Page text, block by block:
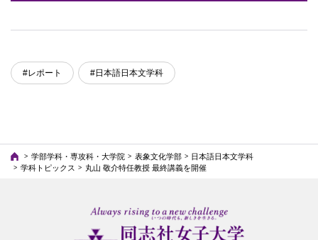
#レポート #日本語日本文学科
学部学科・専攻科・大学院 表象文化学部
日本語日本文学科
学科トピックス
丸山 敬介特任教授 最終講義を開催